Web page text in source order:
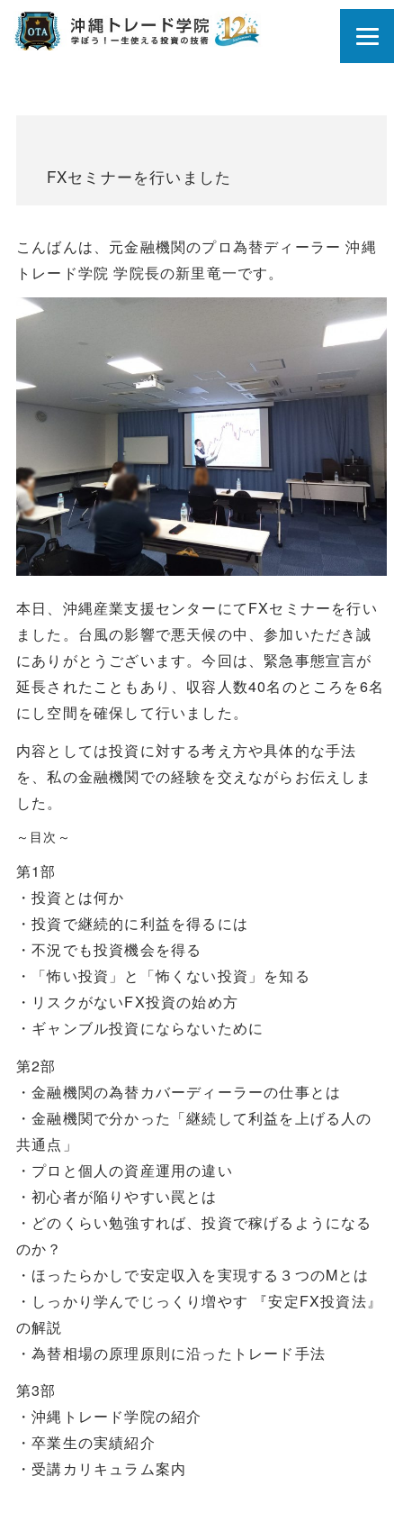
FXセミナーを行いました
こんばんは、元金融機関のプロ為替ディーラー 沖縄
トレード学院 学院長の新里竜一です。
本日、沖縄産業支援センターにてFXセミナーを行い
ました。台風の影響で悪天候の中、参加いただき誠
にありがとうございます。今回は、緊急事態宣言が
延長されたこともあり、収容人数40名のところを6名
にし空間を確保して行いました。
内容としては投資に対する考え方や具体的な手法
を、私の金融機関での経験を交えながらお伝えしま
した。
～目次～
第1部
・投資とは何か
・投資で継続的に利益を得るには
・不況でも投資機会を得る
・「怖い投資」と「怖くない投資」を知る
・リスクがないFX投資の始め方
・ギャンブル投資にならないために
第2部
・金融機関の為替カバーディーラーの仕事とは
・金融機関で分かった「継続して利益を上げる人の
共通点」
・プロと個人の資産運用の違い
・初心者が陥りやすい罠とは
・どのくらい勉強すれば、投資で稼げるようになる
のか？
・ほったらかしで安定収入を実現する３つのMとは
・しっかり学んでじっくり増やす 『安定FX投資法』
の解説
・為替相場の原理原則に沿ったトレード手法
第3部
・沖縄トレード学院の紹介
・卒業生の実績紹介
・受講カリキュラム案内